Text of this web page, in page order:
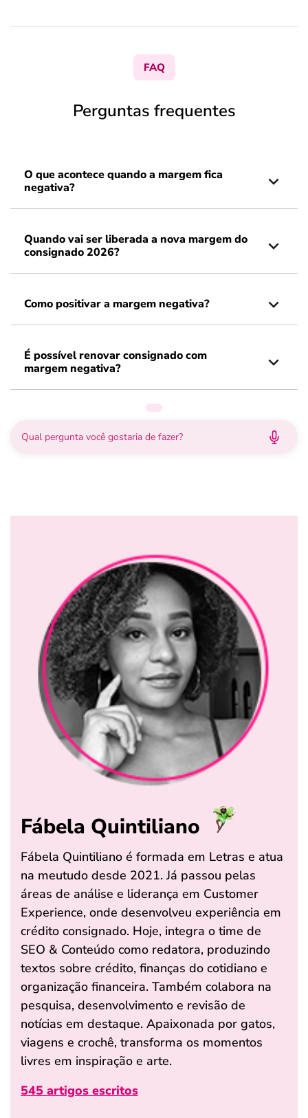
FAQ
Perguntas frequentes
O que acontece quando a margem fica
negativa?
Quando vai ser liberada a nova margem do
consignado 2026?
Como positivar a margem negativa?
É possível renovar consignado com
margem negativa?
Fábela Quintiliano
Fábela Quintiliano é formada em Letras e atua
na meutudo desde 2021. Já passou pelas
áreas de análise e liderança em Customer
Experience, onde desenvolveu experiência em
crédito consignado. Hoje, integra o time de
SEO & Conteúdo como redatora, produzindo
textos sobre crédito, finanças do cotidiano e
organização financeira. Também colabora na
pesquisa, desenvolvimento e revisão de
notícias em destaque. Apaixonada por gatos,
viagens e crochê, transforma os momentos
livres em inspiração e arte.
545 artigos escritos